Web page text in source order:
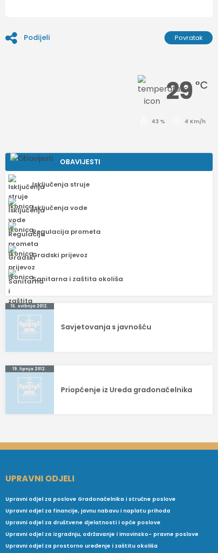
Podijeli Povratak
29 °C
43 % 4 Km/h
OBAVIJESTI
Isključenja struje
Isključenja vode
Regulacija prometa
Gradski prijevoz
Sanitarna i zaštita okoliša
Navigacija
objava
16. svibnja 2012.
Savjetovanja s javnošću
19. lipnja 2012.
Priopćenje iz Ureda gradonačelnika
UPRAVNI ODJELI
Upravni odjel za poslove Gradonačelnika i stručne poslove
Upravni odjel za financije, javnu nabavu i naplatu prihoda
Upravni odjel za društvene djelatnosti i opće poslove
Upravni odjel za izgradnju, održavanje i imovinsko- pravne poslove
Upravni odjel za prostorno uređenje i zaštitu okoliša